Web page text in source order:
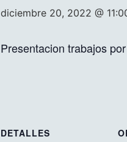
diciembre 20, 2022 @
Presentacion trabajos
DETALLES